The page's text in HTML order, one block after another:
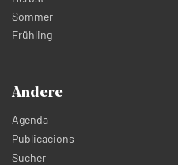
Sommer
Frühling
Andere
Agenda
Publicacions
Sucher